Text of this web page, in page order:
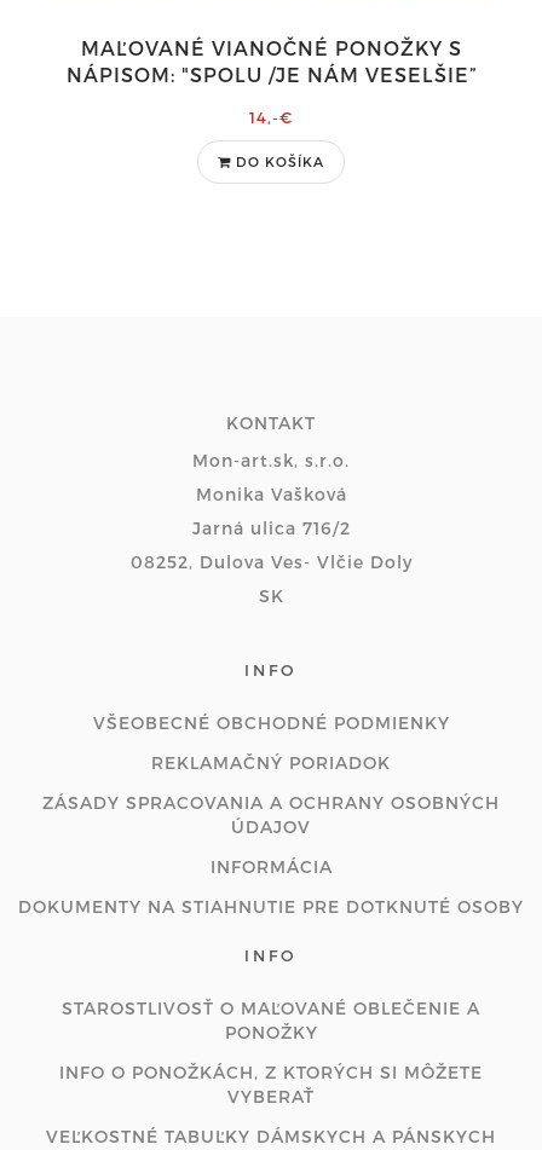
MAĽOVANÉ VIANOČNÉ PONOŽKY S
NÁPISOM: "SPOLU /JE NÁM VESELŠIE”
14,-€
DO KOŠÍKA
KONTAKT
Mon-art.sk, s.r.o.
Monika Vašková
Jarná ulica 716/2
08252, Dulova Ves- Vlčie Doly
SK
INFO
VŠEOBECNÉ OBCHODNÉ PODMIENKY
REKLAMAČNÝ PORIADOK
ZÁSADY SPRACOVANIA A OCHRANY OSOBNÝCH
ÚDAJOV
INFORMÁCIA
DOKUMENTY NA STIAHNUTIE PRE DOTKNUTÉ OSOBY
INFO
STAROSTLIVOSŤ O MAĽOVANÉ OBLEČENIE A
PONOŽKY
INFO O PONOŽKÁCH, Z KTORÝCH SI MÔŽETE
VYBERAŤ
VEĽKOSTNÉ TABUĽKY DÁMSKYCH A PÁNSKYCH